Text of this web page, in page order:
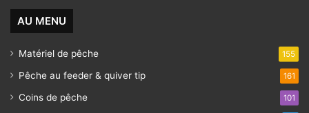
AU MENU
Matériel de pêche 155
Pêche au feeder & quiver tip 161
Coins de pêche 101